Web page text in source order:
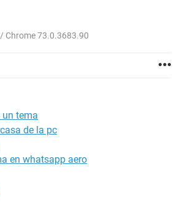
Chrome 73.0.3683.90
tema
de la pc
en whatsapp aero